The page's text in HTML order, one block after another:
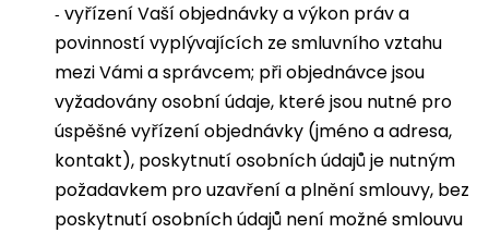
- vyřízení Vaší objednávky a výkon práv a
povinností vyplývajících ze smluvního vztahu
mezi Vámi a správcem; při objednávce jsou
vyžadovány osobní údaje, které jsou nutné pro
úspěšné vyřízení objednávky (jméno a adresa,
kontakt), poskytnutí osobních údajů je nutným
požadavkem pro uzavření a plnění smlouvy, bez
poskytnutí osobních údajů není možné smlouvu